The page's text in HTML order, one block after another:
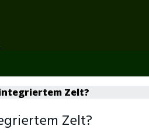
Zelt?
Zelt?